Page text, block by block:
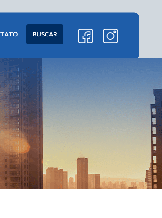
BUSCAR
PARA